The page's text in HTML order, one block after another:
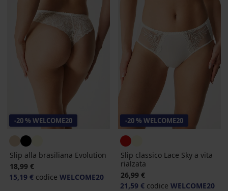
-20 % WELCOME20
Slip alla brasiliana Evolution
18,99 €
15,19 € codice WELCOME20
-20 % WELCOME20
Slip classico Lace Sky a vita
rialzata
26,99 €
21,59 € codice WELCOME20